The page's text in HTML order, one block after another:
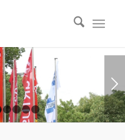
1 2 3 4 5 6 7 8 9 10